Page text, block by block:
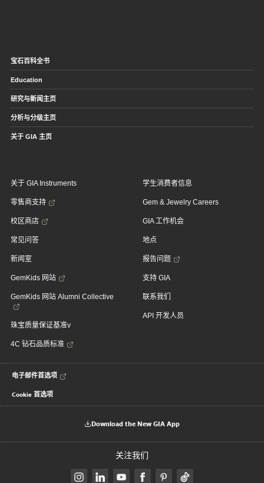
宝石百科全书
Education
研究与新闻主页
分析与分级主页
关于 GIA 主页
关于 GIA Instruments
零售商支持
校区商店
常见问答
新闻室
GemKids 网站
GemKids 网站 Alumni Collective
珠宝质量保证基准v
4C 钻石品质标准
学生消费者信息
Gem & Jewelry Careers
GIA 工作机会
地点
报告问题
支持 GIA
联系我们
API 开发人员
电子邮件首选项
Cookie 首选项
Download the New GIA App
关注我们